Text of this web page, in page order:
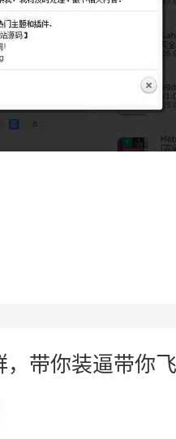
带你装逼带你飞